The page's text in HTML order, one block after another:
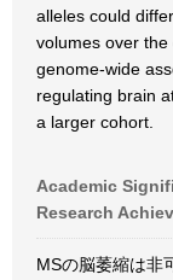
alleles could
volumes over
genome-wide
regulating brain
a larger cohort.
Academic
Research
MSの脳萎縮は非